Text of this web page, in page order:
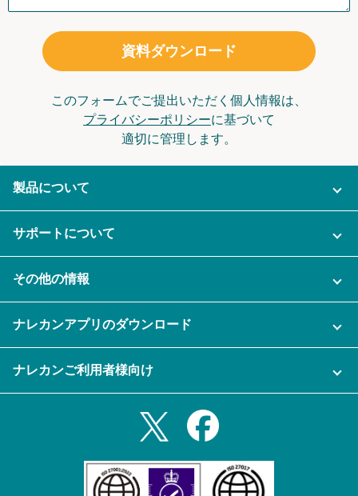
資料ダウンロード
このフォームでご提出いただく個人情報は、
プライバシーポリシーに基づいて
適切に管理します。
製品について
ご利用企業様の声
セキュリティ
資料をダウンロードする
メール自動転送機能
サポートについて
充実サポート
その他の情報
セミナー一覧
プライバシーポリシー
ナレカンアプリのダウンロード
Androidタブレットアプリ
ナレカンご利用者様向け